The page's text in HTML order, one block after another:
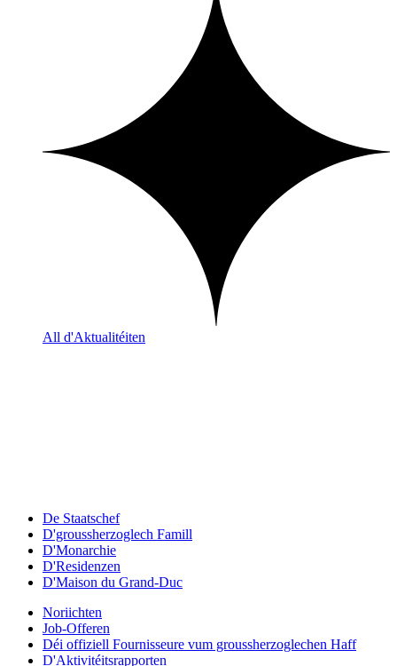
All d'Aktualitéiten
De Staatschef
D'groussherzoglech Famill
D'Monarchie
D'Residenzen
D'Maison du Grand-Duc
Noriichten
Job-Offeren
Déi offiziell Fournisseure vum groussherzoglechen Haff
D'Aktivitéitsrapporten